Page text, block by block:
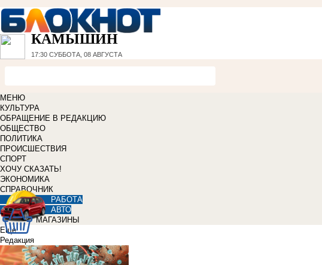
КАМЫШИН
17:30 СУББОТА, 08 АВГУСТА
МЕНЮ
КУЛЬТУРА
ОБРАЩЕНИЕ В РЕДАКЦИЮ
ОБЩЕСТВО
ПОЛИТИКА
ПРОИСШЕСТВИЯ
СПОРТ
ХОЧУ СКАЗАТЬ!
ЭКОНОМИКА
СПРАВОЧНИК
РАБОТА
АВТО
МАГАЗИНЫ
Еще
Редакция